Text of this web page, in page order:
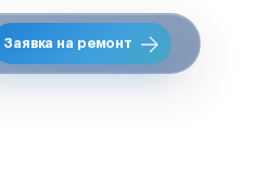
Заявка на ремонт